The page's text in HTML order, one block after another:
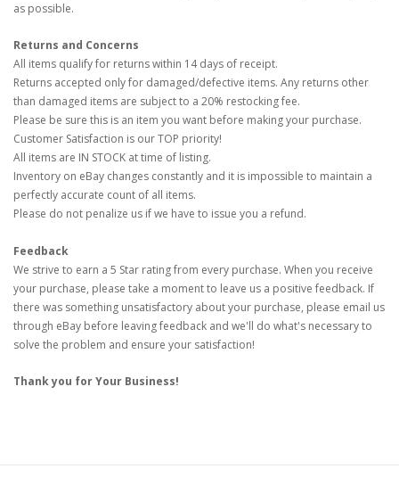
as possible.
Returns and Concerns
All items qualify for returns within 14 days of receipt.
Returns accepted only for damaged/defective items. Any returns other
than damaged items are subject to a 20% restocking fee.
Please be sure this is an item you want before making your purchase.
Customer Satisfaction is our TOP priority!
All items are IN STOCK at time of listing.
Inventory on eBay changes constantly and it is impossible to maintain a
perfectly accurate count of all items.
Please do not penalize us if we have to issue you a refund.
Feedback
We strive to earn a 5 Star rating from every purchase. When you receive
your purchase, please take a moment to leave us a positive feedback. If
there was something unsatisfactory about your purchase, please email us
through eBay before leaving feedback and we'll do what's necessary to
solve the problem and ensure your satisfaction!
Thank you for Your Business!